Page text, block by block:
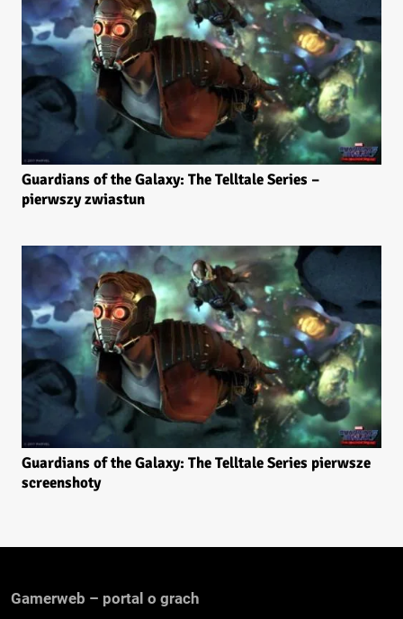
Guardians of the Galaxy: The Telltale Series –
pierwszy zwiastun
Guardians of the Galaxy: The Telltale Series pierwsze
screenshoty
Gamerweb – portal o grach